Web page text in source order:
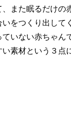
また眠るだけの
をつくり出して
いない赤ちゃん
素材という３点